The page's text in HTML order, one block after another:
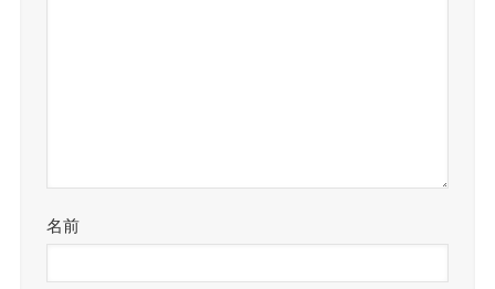
名前